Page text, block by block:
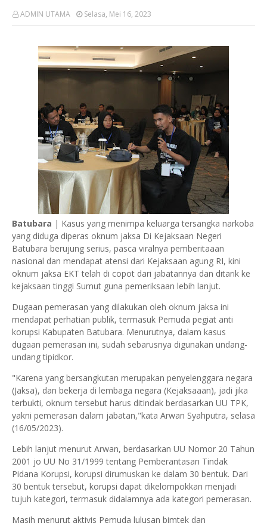
ADMIN UTAMA Selasa, Mei 16, 2023
Batubara | Kasus yang menimpa keluarga tersangka narkoba
yang diduga diperas oknum jaksa Di Kejaksaan Negeri
Batubara berujung serius, pasca viralnya pemberitaaan
nasional dan mendapat atensi dari Kejaksaan agung RI, kini
oknum jaksa EKT telah di copot dari jabatannya dan ditarik ke
kejaksaan tinggi Sumut guna pemeriksaan lebih lanjut.
Dugaan pemerasan yang dilakukan oleh oknum jaksa ini
mendapat perhatian publik, termasuk Pemuda pegiat anti
korupsi Kabupaten Batubara. Menurutnya, dalam kasus
dugaan pemerasan ini, sudah sebarusnya digunakan undang-
undang tipidkor.
"Karena yang bersangkutan merupakan penyelenggara negara
(Jaksa), dan bekerja di lembaga negara (Kejaksaaan), jadi jika
terbukti, oknum tersebut harus ditindak berdasarkan UU TPK,
yakni pemerasan dalam jabatan,"kata Arwan Syahputra, selasa
(16/05/2023).
Lebih lanjut menurut Arwan, berdasarkan UU Nomor 20 Tahun
2001 jo UU No 31/1999 tentang Pemberantasan Tindak
Pidana Korupsi, korupsi dirumuskan ke dalam 30 bentuk. Dari
30 bentuk tersebut, korupsi dapat dikelompokkan menjadi
tujuh kategori, termasuk didalamnya ada kategori pemerasan.
Masih menurut aktivis Pemuda lulusan bimtek dan